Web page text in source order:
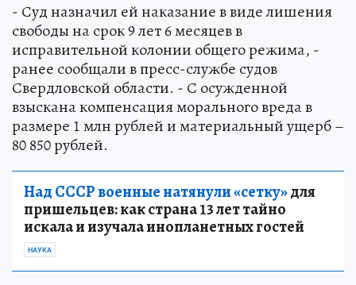
- Суд назначил ей наказание в виде лишения
свободы на срок 9 лет 6 месяцев в
исправительной колонии общего режима, -
ранее сообщали в пресс-службе судов
Свердловской области. - С осужденной
взыскана компенсация морального вреда в
размере 1 млн рублей и материальный ущерб –
80 850 рублей.
Над СССР военные натянули «сетку»для
пришельцев: как страна 13 лет тайно
искала и изучала инопланетных гостей
НАУКА